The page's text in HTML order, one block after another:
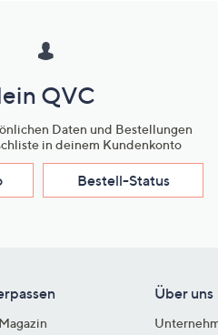
QVC
Daten und Bestellungen
in deinem Kundenkonto
Bestell-Status
Über uns